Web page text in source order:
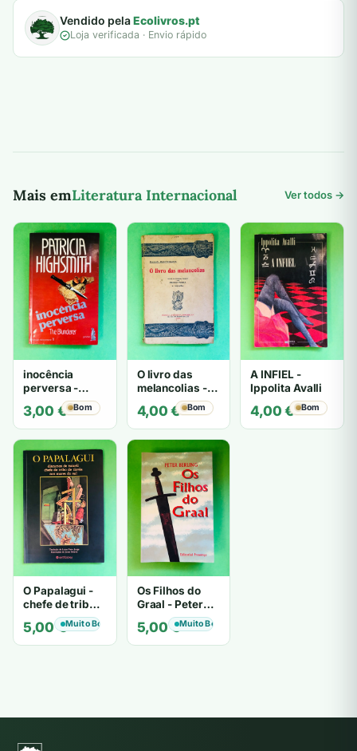
Vendido pelaEcolivros.pt
Loja verificada · Envio rápido
Mais emLiteratura Internacional Ver todos →
inocência
perversa -
PATRICIA
HIGHSMITH
3,00 € Bom
O livro das
melancolias -
Mantegazza
4,00€ Bom
A INFIEL -
Ippolita Avalli
4,00€ Bom
O Papalagui -
chefe de tribo
de tiavéa
5,00€Muito Bom
Os Filhos do
Graal - Peter
Berling
5,00€Muito Bom